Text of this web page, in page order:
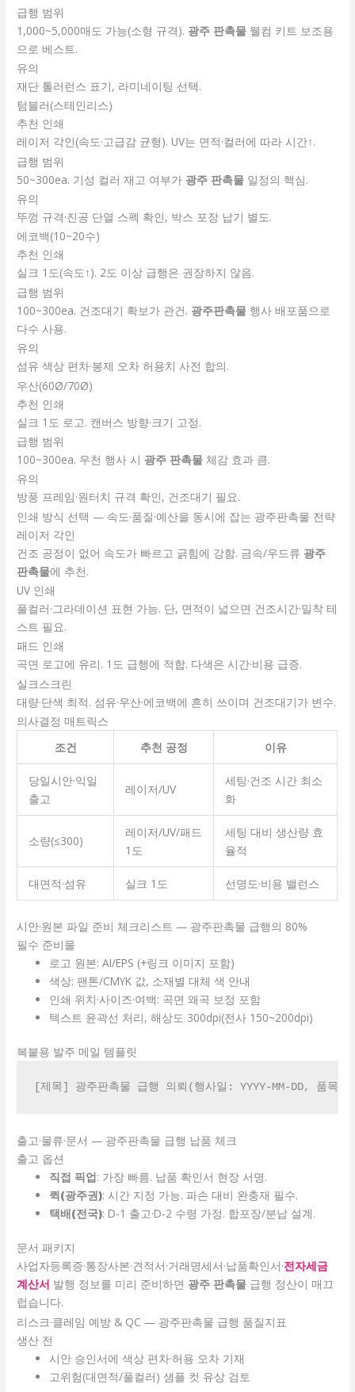
급행 범위
1,000~5,000매도 가능(소형 규격). 광주 판촉물 웰컴 키트 보조용
으로 베스트.
유의
재단 톨러런스 표기, 라미네이팅 선택.
텀블러(스테인리스)
추천 인쇄
레이저 각인(속도·고급감 균형). UV는 면적·컬러에 따라 시간↑.
급행 범위
50~300ea. 기성 컬러 재고 여부가 광주 판촉물 일정의 핵심.
유의
뚜껑 규격·진공 단열 스펙 확인, 박스 포장 납기 별도.
에코백(10~20수)
추천 인쇄
실크 1도(속도↑). 2도 이상 급행은 권장하지 않음.
급행 범위
100~300ea. 건조대기 확보가 관건. 광주판촉물 행사 배포품으로
다수 사용.
유의
섬유 색상 편차·봉제 오차 허용치 사전 합의.
우산(60Ø/70Ø)
추천 인쇄
실크 1도 로고. 캔버스 방향·크기 고정.
급행 범위
100~300ea. 우천 행사 시 광주 판촉물 체감 효과 큼.
유의
방풍 프레임·원터치 규격 확인, 건조대기 필요.
인쇄 방식 선택 — 속도·품질·예산을 동시에 잡는 광주판촉물 전략
레이저 각인
건조 공정이 없어 속도가 빠르고 긁힘에 강함. 금속/우드류 광주
판촉물에 추천.
UV 인쇄
풀컬러·그라데이션 표현 가능. 단, 면적이 넓으면 건조시간·밀착 테
스트 필요.
패드 인쇄
곡면 로고에 유리. 1도 급행에 적합. 다색은 시간·비용 급증.
실크스크린
대량·단색 최적. 섬유·우산·에코백에 흔히 쓰이며 건조대기가 변수.
의사결정 매트릭스
조건
추천 공정 이유
당일시안·익일
출고
레이저/UV
세팅·건조 시간 최소
화
소량(≤300)
레이저/UV/패드
1도
세팅 대비 생산량 효
율적
대면적·섬유 실크 1도 선명도·비용 밸런스
시안·원본 파일 준비 체크리스트 — 광주판촉물 급행의 80%
필수 준비물
로고 원본:AI/EPS (+링크 이미지 포함)
색상: 팬톤/CMYK 값, 소재별 대체 색 안내
인쇄 위치·사이즈·여백: 곡면 왜곡 보정 포함
텍스트 윤곽선 처리, 해상도 300dpi(전사 150~200dpi)
복붙용 발주 메일 템플릿
[제목] 광주판촉물 급행 의뢰(행사일: YYYY-MM-DD,
출고·물류·문서 — 광주판촉물 급행 납품 체크
출고 옵션
직접 픽업: 가장 빠름. 납품 확인서 현장 서명.
퀵(광주권): 시간 지정 가능. 파손 대비 완충재 필수.
택배(전국): D-1 출고·D-2 수령 가정. 합포장/분납 설계.
문서 패키지
사업자등록증·통장사본·견적서·거래명세서·납품확인서·전자세금
계산서 발행 정보를 미리 준비하면 광주 판촉물 급행 정산이 매끄
럽습니다.
리스크·클레임 예방 & QC — 광주판촉물 급행 품질지표
생산 전
시안 승인서에 색상 편차·허용 오차 기재
고위험(대면적/풀컬러) 샘플 컷 유상 검토